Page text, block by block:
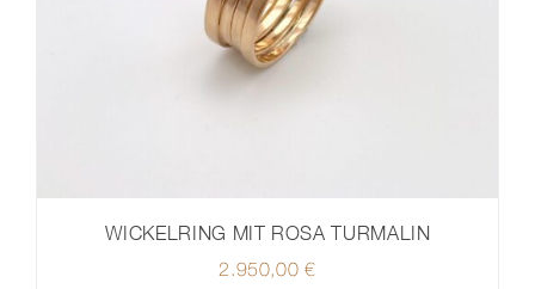
WICKELRING MIT ROSA TURMALIN
2.950,00€